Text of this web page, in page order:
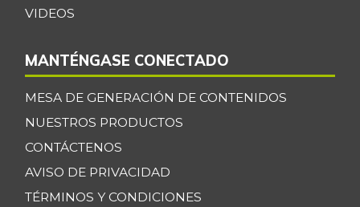
VIDEOS
MANTÉNGASE CONECTADO
MESA DE GENERACIÓN DE CONTENIDOS
NUESTROS PRODUCTOS
CONTÁCTENOS
AVISO DE PRIVACIDAD
TÉRMINOS Y CONDICIONES